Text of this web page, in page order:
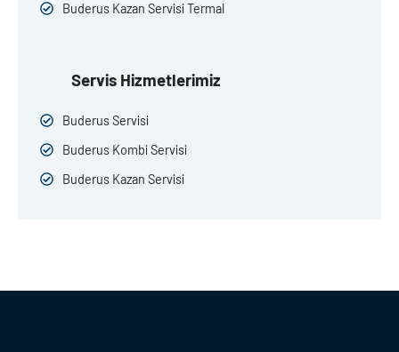
Buderus Kazan Servisi Termal
Servis Hizmetlerimiz
Buderus Servisi
Buderus Kombi Servisi
Buderus Kazan Servisi